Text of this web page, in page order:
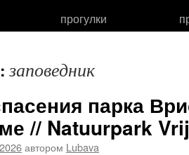
прогулки
заповедник
парка
// Natuurpark
автором Lubava